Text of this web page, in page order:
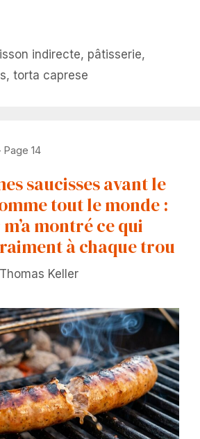
indirecte, pâtisserie,
, torta caprese
Page 14
saucisses avant le
tout le monde :
montré ce qui
à chaque trou
Thomas Keller